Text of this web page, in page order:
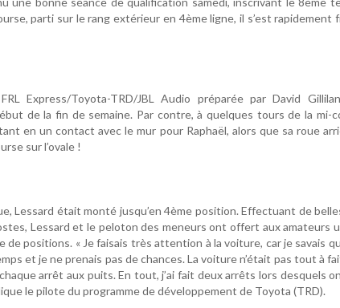
parti sur le rang extérieur en 4ème ligne, il s’est rapidement
Express/Toyota-TRD/JBL Audio préparée par David
de la fin de semaine. Par contre, à quelques tours de la mi-
en un contact avec le mur pour Raphaël, alors que sa roue
sur l’ovale !
Lessard était monté jusqu’en 4ème position. Effectuant de
Lessard et le peloton des meneurs ont offert aux amateurs
de positions. « Je faisais très attention à la voiture, car je savais
et je ne prenais pas de chances. La voiture n’était pas tout à
arrêt aux puits. En tout, j’ai fait deux arrêts lors desquels
le pilote du programme de développement de Toyota (TRD).